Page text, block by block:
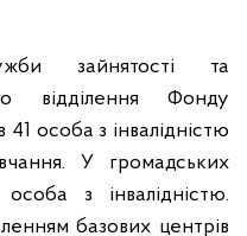
зайнятості та
відділення Фонду
41 особа з інвалідністю
У громадських
з інвалідністю.
базових центрів